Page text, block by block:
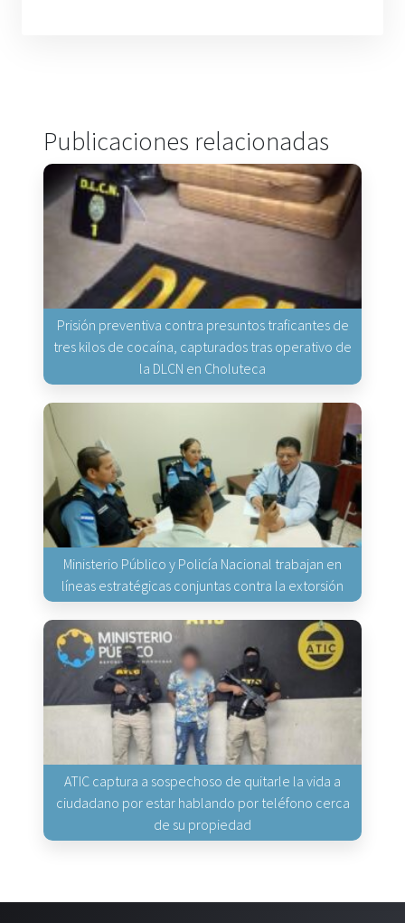
Publicaciones relacionadas
Prisión preventiva contra presuntos traficantes de
tres kilos de cocaína, capturados tras operativo de
la DLCN en Choluteca
Ministerio Público y Policía Nacional trabajan en
líneas estratégicas conjuntas contra la extorsión
ATIC captura a sospechoso de quitarle la vida a
ciudadano por estar hablando por teléfono cerca
de su propiedad